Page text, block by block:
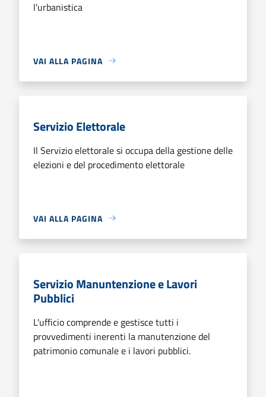
l'urbanistica
VAI ALLA PAGINA
Servizio Elettorale
Il Servizio elettorale si occupa della gestione delle
elezioni e del procedimento elettorale
VAI ALLA PAGINA
Servizio Manuntenzione e Lavori
Pubblici
L'ufficio comprende e gestisce tutti i
provvedimenti inerenti la manutenzione del
patrimonio comunale e i lavori pubblici.